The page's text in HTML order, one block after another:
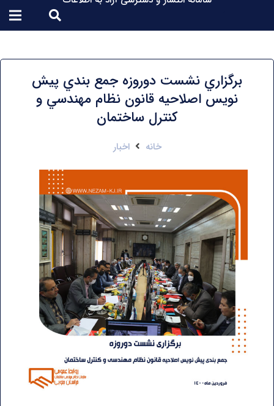
برگزاري نشست دوروزه جمع بندي پيش
نويس اصلاحيه قانون نظام مهندسي و
کنترل ساختمان
خانه اخبار